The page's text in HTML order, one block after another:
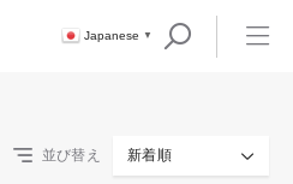
Japanese ▼
並び替え 新着順